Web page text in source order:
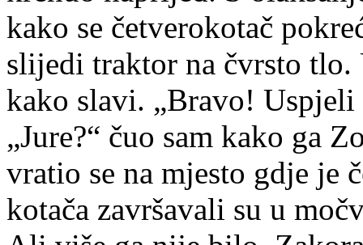
kako se četverokotač
slijedi traktor na čvrsto tlo.
kako slavi. „Bravo!
„Jure?“ čuo sam kako ga
vratio se na mjesto gdje je
kotača završavali su u